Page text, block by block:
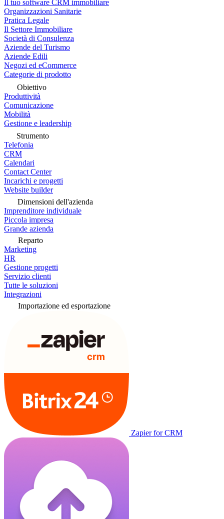
Il tuo software CRM immobiliare
Organizzazioni Sanitarie
Pratica Legale
Il Settore Immobiliare
Società di Consulenza
Aziende del Turismo
Aziende Edili
Negozi ed eCommerce
Categorie di prodotto
Obiettivo
Produttività
Comunicazione
Mobilità
Gestione e leadership
Strumento
Telefonia
CRM
Calendari
Contact Center
Incarichi e progetti
Website builder
Dimensioni dell'azienda
Imprenditore individuale
Piccola impresa
Grande azienda
Reparto
Marketing
HR
Gestione progetti
Servizio clienti
Tutte le soluzioni
Integrazioni
Importazione ed esportazione
Zapier for CRM